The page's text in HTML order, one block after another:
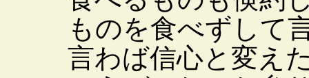
ものを食べずし
言わば信心と変え